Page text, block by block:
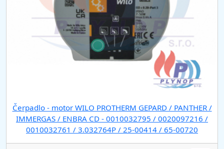
Čerpadlo - motor WILO PROTHERM GEPARD / PANTHER /
IMMERGAS / ENBRA CD - 0010032795 / 0020097216 /
0010032761 / 3.032764P / 25-00414 / 65-00720